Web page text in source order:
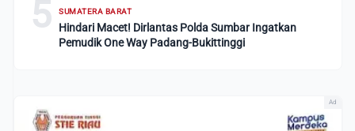
5 SUMATERA BARAT
Hindari Macet! Dirlantas Polda Sumbar Ingatkan
Pemudik One Way Padang-Bukittinggi
Ad